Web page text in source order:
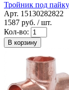
Тройник под
Арт. 15130282822
1587 руб. / шт.
Кол-во:
В корзину